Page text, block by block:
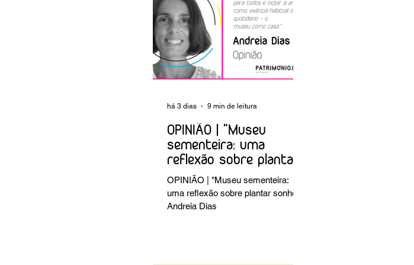
OPINIÃO | "Museu
sementeira: uma
reflexão sobre plantar
sonhos" Andreia Dias
OPINIÃO | "Museu sementeira:
uma reflexão sobre plantar sonhos"
Andreia Dias
há 3 dias 9 min de leitura